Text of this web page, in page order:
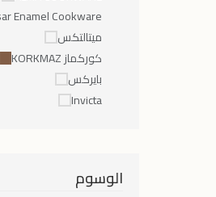
Enamel Cookware
ميتالتكس
كوركماز KORKMAZ
بايركس
Invicta
الوسوم